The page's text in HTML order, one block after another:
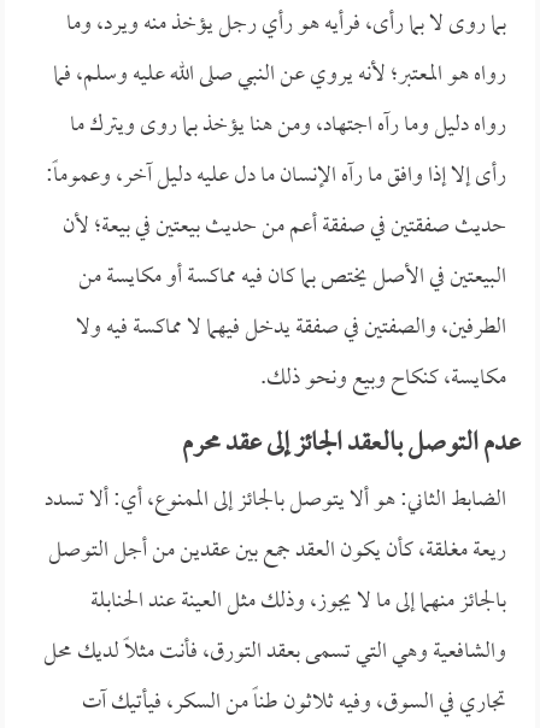
بما روى لا بما رأى، فرأيه هو رأي رجل يؤخذ منه ويرد، وما
رواه هو المعتبر؛ لأنه يروي عن النبي صلى الله عليه وسلم، فما
رواه دليل وما رآه اجتهاد، ومن هنا يؤخذ بما روى ويترك ما
رأى إلا إذا وافق ما رآه الإنسان ما دل عليه دليل آخر، وعموماً:
حديث صفقتين في صفقة أعم من حديث بيعتين في بيعة؛ لأن
البيعتين في الأصل يختص بما كان فيه مماكسة أو مكايسة من
الطرفين، والصفتين في صفقة يدخل فيهما لا مماكسة فيه ولا
مكايسة، كنكاح وبيع ونحو ذلك.
عدم التوصل بالعقد الجائز إلى عقد محرم
الضابط الثاني: هو ألا يتوصل بالجائز إلى الممنوع، أي: ألا تسدد
ريعة مغلقة، كأن يكون العقد جمع بين عقدين من أجل التوصل
بالجائز منهما إلى ما لا يجوز، وذلك مثل العينة عند الحنابلة
والشافعية وهي التي تسمى بعقد التورق، فأنت مثلاً لديك محل
تجاري في السوق، وفيه ثلاثون طناً من السكر، فيأتيك آت